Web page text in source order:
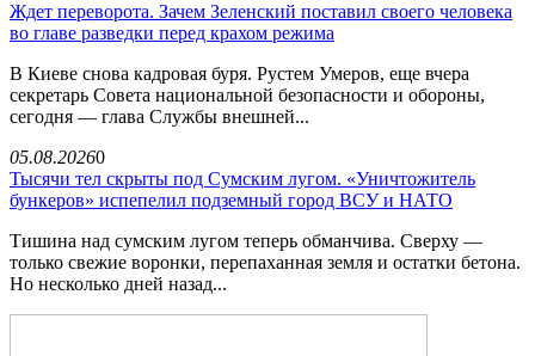
Ждет переворота. Зачем Зеленский поставил своего человека
во главе разведки перед крахом режима
В Киеве снова кадровая буря. Рустем Умеров, еще вчера
секретарь Совета национальной безопасности и обороны,
сегодня — глава Службы внешней...
05.08.20260
Тысячи тел скрыты под Сумским лугом. «Уничтожитель
бункеров» испепелил подземный город ВСУ и НАТО
Тишина над сумским лугом теперь обманчива. Сверху —
только свежие воронки, перепаханная земля и остатки бетона.
Но несколько дней назад...